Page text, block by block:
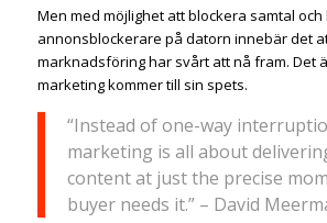
Men med möjlighet att blockera samtal och
annonsblockerare på datorn innebär det
marknadsföring har svårt att nå fram. Det
marketing kommer till sin spets.
“Instead of one-way
marketing is all about
content at just the precise
buyer needs it.” – David